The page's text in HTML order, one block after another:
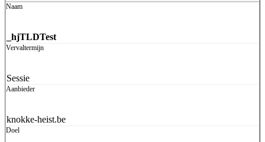
_hjTLDTest
Sessie
knokke-heist.be